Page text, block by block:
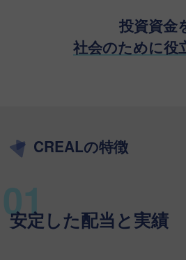
投資資金
社会のために役
CREALの特徴
安定した配当と実績